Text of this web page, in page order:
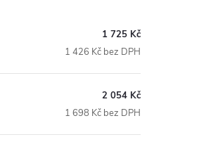
1 725 Kč
1 426 Kč bez DPH
2 054 Kč
1 698 Kč bez DPH